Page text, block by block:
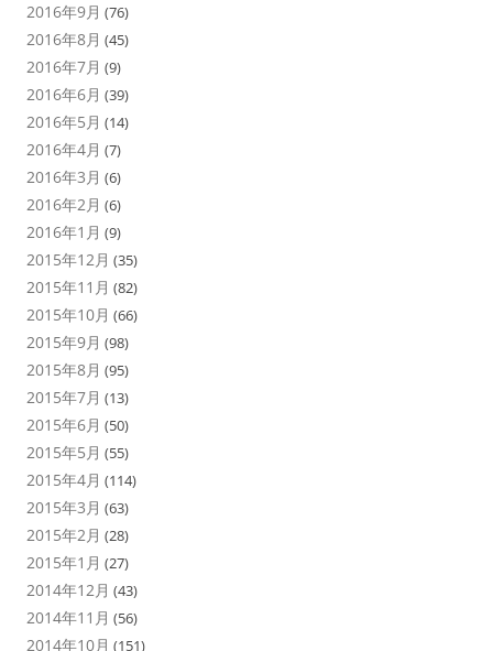
2016年9月 (76)
2016年8月 (45)
2016年7月 (9)
2016年6月 (39)
2016年5月 (14)
2016年4月 (7)
2016年3月 (6)
2016年2月 (6)
2016年1月 (9)
2015年12月 (35)
2015年11月 (82)
2015年10月 (66)
2015年9月 (98)
2015年8月 (95)
2015年7月 (13)
2015年6月 (50)
2015年5月 (55)
2015年4月 (114)
2015年3月 (63)
2015年2月 (28)
2015年1月 (27)
2014年12月 (43)
2014年11月 (56)
2014年10月 (151)